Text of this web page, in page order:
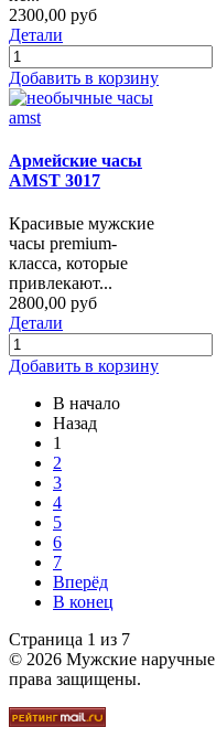
2300,00 руб
Детали
Добавить в корзину
Армейские часы
AMST 3017
Красивые мужские
часы premium-
класса, которые
привлекают...
2800,00 руб
Детали
Добавить в корзину
В начало
Назад
1
2
3
4
5
6
7
Вперёд
В конец
Страница 1 из 7
© 2026 Мужские наручные
права защищены.